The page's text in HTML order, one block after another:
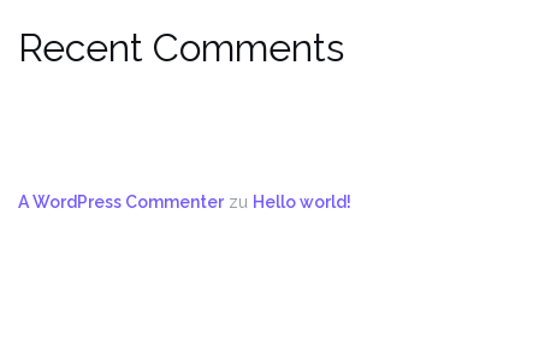
Recent Comments
A WordPress Commenterzu Hello world!